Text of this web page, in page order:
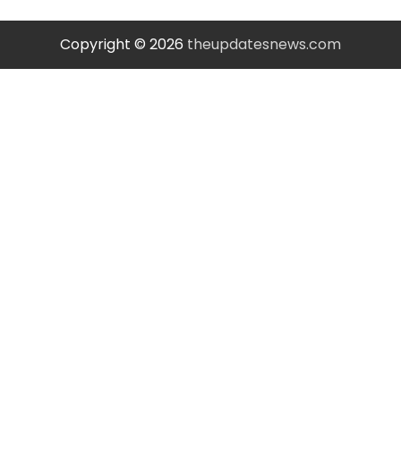
Copyright © 2026 theupdatesnews.com